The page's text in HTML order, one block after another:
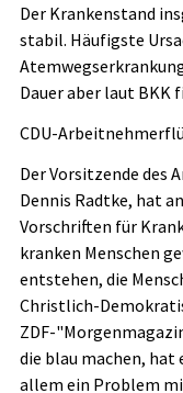
Der Krankenstand
stabil. Häufigste
Dauer aber laut BKK
CDU-
Der Vorsitzende des
Dennis Radtke, hat
Vorschriften für
kranken Menschen
entstehen, die
Christlich-
ZDF-
die blau machen, hat
allem ein Problem